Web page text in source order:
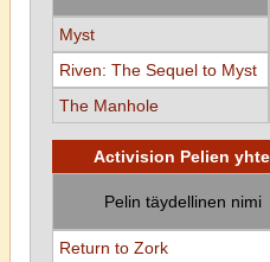
Myst
Riven: The Sequel to Myst
The Manhole
Activision Pelien
Pelin täydellinen nimi
Return to Zork